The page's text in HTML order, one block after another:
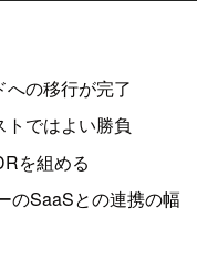
の移行が完了
ではよい勝負
を組める
のSaaSとの連携の幅